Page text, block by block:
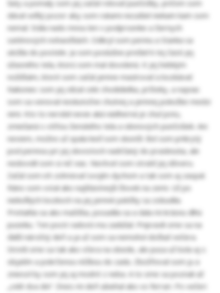
šaty a pomaly som jej začal rolovať punčošky, pričom som
dával veľký pozor aby som rukami nezašiel niekam kam som
nemal. Stála nado mnou len v podprsenke a čiernych
saténových nohavičkách. Odkryl som perinu a Stanka sa
uložila do postele. Ja som poslušne prešiel k tej časti jej
úžasného tela, ktorú som mal dovolenú. K jej hebkým
nožičkám, ktoré som začal jemne masírovať a bozkávať.
Nakoniec som jej olízal cele chodidielka, pršteky, a najviac
som sa venoval neskutočne chutnej a jemnej pokožke medzi
nimi. Kto to nerobil nevie aká nádherná je chuť potu,
zmiešaná s vôňou ženského tela a silonových punčošiek. Ani
neviem, možno už spala keď som skončil. Bol som prikrytý
pod perinou pri jej skvostoch nadržaný do prasknutia, ale
nedovolil som si nič viac. Nechcel som stratiť jej dôveru.
Začal som ich zohrievať svojím dychom a tak som aj zaspal.
Ráno som vstal ako najšťastnejší človek na zemi. Už po
niekoľkých bozkoch na jej jemné pätičky sa zobudila.
Pretiahla sa ako mačička, posadila sa a dala mi krásnu dlhú
pusinku. Ten pocit radosti ma zadúšal. Pripravili sme sa na
ďalší náročný deň a ja už som sa nemohol dočkať večera.
Stretli sme sa tak ako včera na obede, ale pusa už bola aj s
objatím a pokrčenou nôžkou do zadu. Zbožňoval som ju a
zniesol by som jej aj modré z neba. A to sme sa poznali až
„celé dva dni“. Dnes mi deň ubiehal ako vo ferrari. Po večeri